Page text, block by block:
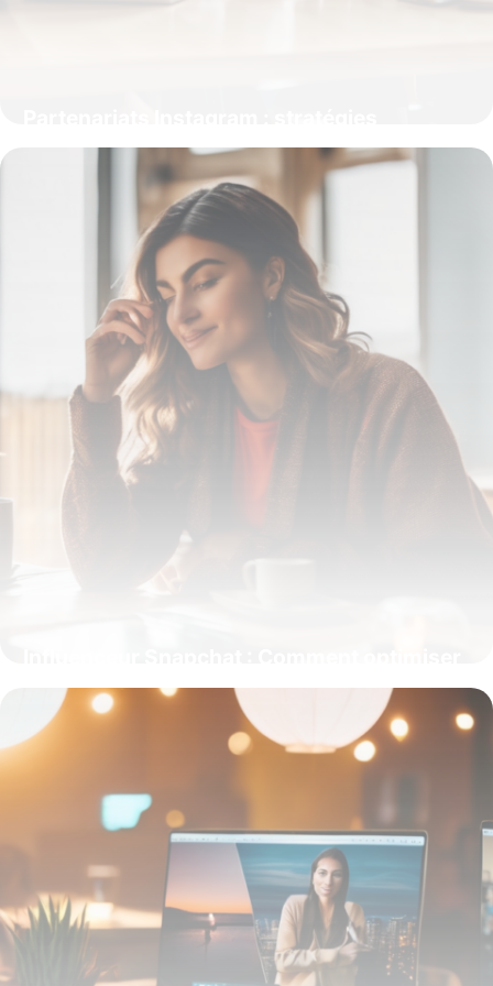
efficaces pour maximiser votre impact
votre impact sur la plateforme
5 février 2026